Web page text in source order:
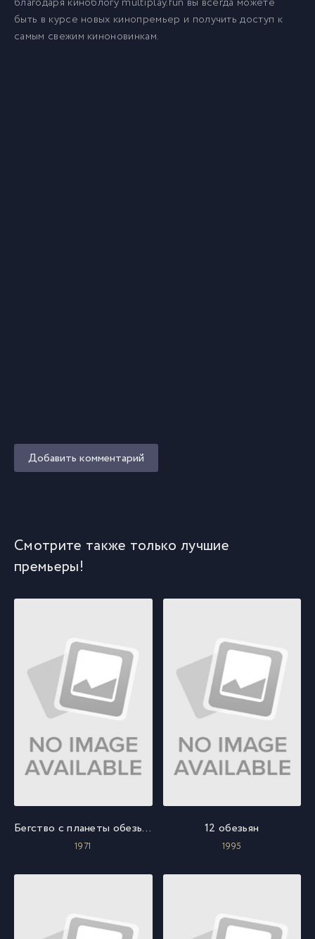
быть в курсе новых кинопремьер и получить доступ к
самым свежим киноновинкам.
Добавить комментарий
Смотрите также только лучшие
премьеры!
Бегство с планеты обезьян
1971
12 обезьян
1995